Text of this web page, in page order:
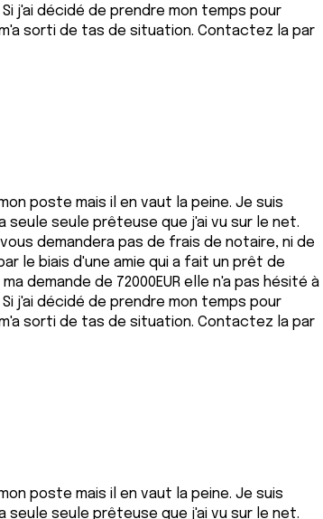
j'ai décidé de prendre mon temps pour
sorti de tas de situation. Contactez la par
poste mais il en vaut la peine. Je suis
seule prêteuse que j'ai vu sur le net.
demandera pas de frais de notaire, ni de
le biais d'une amie qui a fait un prêt de
demande de 72000EUR elle n'a pas hésité à
j'ai décidé de prendre mon temps pour
sorti de tas de situation. Contactez la par
poste mais il en vaut la peine. Je suis
seule prêteuse que j'ai vu sur le net.